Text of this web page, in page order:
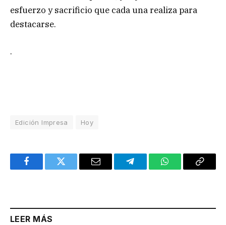
esfuerzo y sacrificio que cada una realiza para
destacarse.
.
Edición Impresa Hoy
FacebookTwitter Email TelegramWhatsAppCopy
LEER MÁS